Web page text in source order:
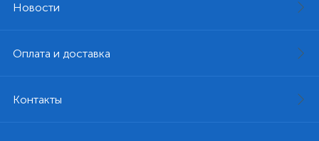
Новости
Оплата и доставка
Контакты